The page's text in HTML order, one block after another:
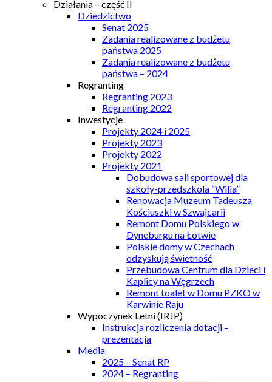
Działania – część II
Dziedzictwo
Senat 2025
Zadania realizowane z budżetu
państwa 2025
Zadania realizowane z budżetu
państwa – 2024
Regranting
Regranting 2023
Regranting 2022
Inwestycje
Projekty 2024 i 2025
Projekty 2023
Projekty 2022
Projekty 2021
Dobudowa sali sportowej dla
szkoły-przedszkola “Wilia”
Renowacja Muzeum Tadeusza
Kościuszki w Szwajcarii
Remont Domu Polskiego w
Dyneburgu na Łotwie
Polskie domy w Czechach
odzyskują świetność
Przebudowa Centrum dla Dzieci i
Kaplicy na Węgrzech
Remont toalet w Domu PZKO w
Karwinie Raju
Wypoczynek Letni (IRJP)
Instrukcja rozliczenia dotacji –
prezentacja
Media
2025 – Senat RP
2024 – Regranting